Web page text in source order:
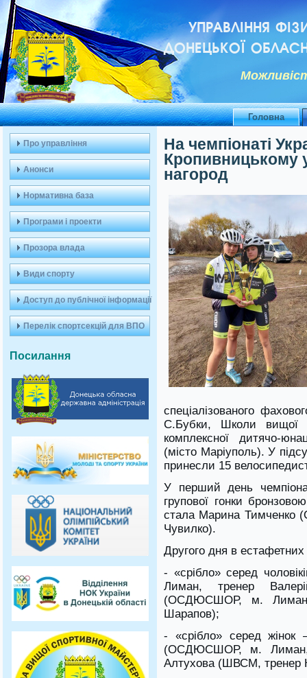
УПРАВЛІННЯ
ДОНЕЦЬКОЇ
Головна
Про управління
Анонси
Нормативна база
Програми і проекти
Прозора влада
Види спорту
Доступ до публічної інформації
Перелік спортсекцій для ВПО
Посилання
На чемпіонаті
Кропивницькому
нагород
спеціалізованого
С.Бубки, Школи вищої
комплексної дитячо-
(місто Маріуполь). У
принесли 15
У перший день
групової гонки
стала Марина
Чувилко).
Другого дня в
- «срібло» серед
Лиман, тренер
(ОСДЮСШОР, м. Лиман,
Шарапов);
- «срібло» серед
(ОСДЮСШОР, м. Лиман,
Алтухова (ШВСМ, тренер